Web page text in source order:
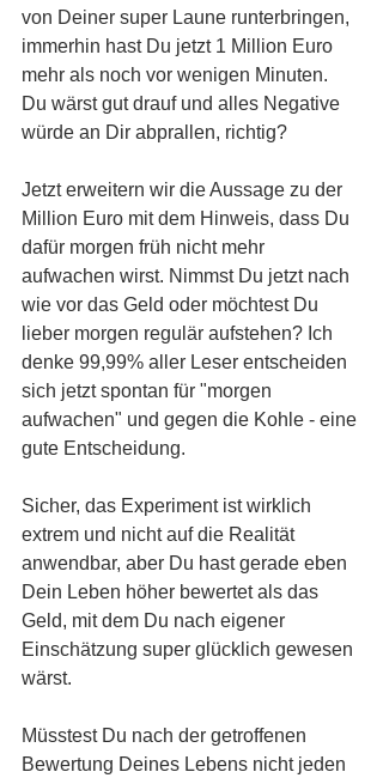
von Deiner super Laune runterbringen,
immerhin hast Du jetzt 1 Million Euro
mehr als noch vor wenigen Minuten.
Du wärst gut drauf und alles Negative
würde an Dir abprallen, richtig?
Jetzt erweitern wir die Aussage zu der
Million Euro mit dem Hinweis, dass Du
dafür morgen früh nicht mehr
aufwachen wirst. Nimmst Du jetzt nach
wie vor das Geld oder möchtest Du
lieber morgen regulär aufstehen? Ich
denke 99,99% aller Leser entscheiden
sich jetzt spontan für "morgen
aufwachen" und gegen die Kohle - eine
gute Entscheidung.
Sicher, das Experiment ist wirklich
extrem und nicht auf die Realität
anwendbar, aber Du hast gerade eben
Dein Leben höher bewertet als das
Geld, mit dem Du nach eigener
Einschätzung super glücklich gewesen
wärst.
Müsstest Du nach der getroffenen
Bewertung Deines Lebens nicht jeden